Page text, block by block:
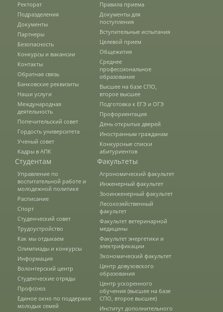
Научно-исследовательская работа
студентов
Производственная практика
Внеучебная работа
Студенческие отряды
Физкультура и спорт
Выпускники факультета
Направления подготовки
Научные разработки
Консультационные услуги
Ректорат
Подразделения
Документы
Партнеры
Безопасность
Конкурсы и вакансии
Контакты
Обратная связь
Банковские реквизиты
Наши услуги
Международная
деятельность
Попечительский совет
Гордость университета
Ученый совет
Кадры в АПК
Правила приема
Документы для
поступления
Вступительные испытания
Целевой прием
Общежития
Среднее
профессиональное
образование
Высшее на базе СПО,
второе высшее
Подготовка к ЕГЭ и ОГЭ
Профориентация
День открытых дверей
Иностранным гражданам
Конкурсные списки
абитуриентов
Студентам
Управление по
воспитательной работе и
молодежной политике
Расписание
Спорт
Студенческий совет
Трудоустройство
Как мы отдыхаем
Олимпиады и конкурсы
Информация
Волонтерский центр
Студенческие отряды
Профсоюз
Единое окно по поддержке
молодых семей
Факультеты
Агрономический факультет
Инженерный факультет
Зооинженерный факультет
Лесохозяйственный
факультет
Факультет ветеринарной
медицины
Факультет энергетики и
электрификации
Экономический факультет
Центр довузовского
образования
Центр ускоренного
обучения (высшее на базе
СПО, второе высшее)
Институт дополнительного